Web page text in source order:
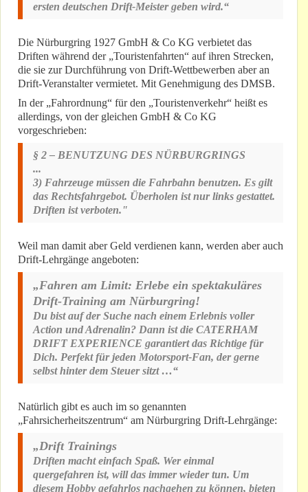
ersten deutschen Drift-Meister geben wird.“
Die Nürburgring 1927 GmbH & Co KG verbietet das
Driften während der „Touristenfahrten“ auf ihren Strecken,
die sie zur Durchführung von Drift-Wettbewerben aber an
Drift-Veranstalter vermietet. Mit Genehmigung des DMSB.
In der „Fahrordnung“ für den „Touristenverkehr“ heißt es
allerdings, von der gleichen GmbH & Co KG
vorgeschrieben:
§ 2 – BENUTZUNG DES NÜRBURGRINGS
...
3) Fahrzeuge müssen die Fahrbahn benutzen. Es gilt
das Rechtsfahrgebot. Überholen ist nur links gestattet.
Driften ist verboten."
Weil man damit aber Geld verdienen kann, werden aber auch
Drift-Lehrgänge angeboten:
„Fahren am Limit: Erlebe ein spektakuläres
Drift-Training am Nürburgring!
Du bist auf der Suche nach einem Erlebnis voller
Action und Adrenalin? Dann ist die CATERHAM
DRIFT EXPERIENCE garantiert das Richtige für
Dich. Perfekt für jeden Motorsport-Fan, der gerne
selbst hinter dem Steuer sitzt …“
Natürlich gibt es auch im so genannten
„Fahrsicherheitszentrum“ am Nürburgring Drift-Lehrgänge:
„Drift Trainings
Driften macht einfach Spaß. Wer einmal
quergefahren ist, will das immer wieder tun. Um
diesem Hobby gefahrlos nachgehen zu können, bieten